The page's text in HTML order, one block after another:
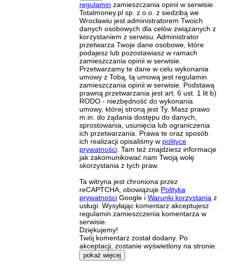
regulamin zamieszczania opinii w serwisie.
Totalmoney.pl sp. z o.o. z siedzibą we
Wrocławiu jest administratorem Twoich
danych osobowych dla celów związanych z
korzystaniem z serwisu. Administrator
przetwarza Twoje dane osobowe, które
podajesz lub pozostawiasz w ramach
zamieszczania opinii w serwisie.
Przetwarzamy te dane w celu wykonania
umowy z Tobą, tą umową jest regulamin
zamieszczania opinii w serwisie. Podstawą
prawną przetwarzania jest art. 6 ust. 1 lit b)
RODO - niezbędność do wykonania
umowy, której stroną jest Ty. Masz prawo
m.in. do żądania dostępu do danych,
sprostowania, usunięcia lub ograniczenia
ich przetwarzania. Prawa te oraz sposób
ich realizacji opisaliśmy w polityce
prywatności . Tam też znajdziesz informacje
jak zakomunikować nam Twoją wolę
skorzystania z tych praw.
Ta witryna jest chroniona przez
reCAPTCHA, obowiązuje Polityka
prywatności Google i Warunki korzystania z
usługi. Wysyłając komentarz akceptujesz
regulamin zamieszczenia komentarza w
serwisie.
Dziękujemy!
Twój komentarz został dodany. Po
akceptacji, zostanie wyświetlony na stronie.
pokaż więcej